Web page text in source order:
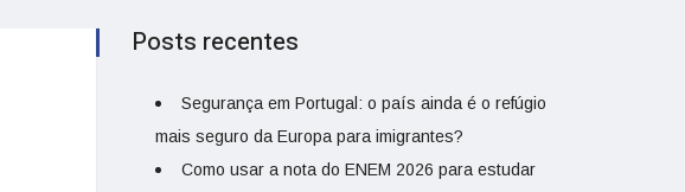
Posts recentes
Segurança em Portugal: o país ainda é o refúgio
mais seguro da Europa para imigrantes?
Como usar a nota do ENEM 2026 para estudar